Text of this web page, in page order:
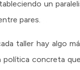
un
pares.
taller hay algo
política concreta